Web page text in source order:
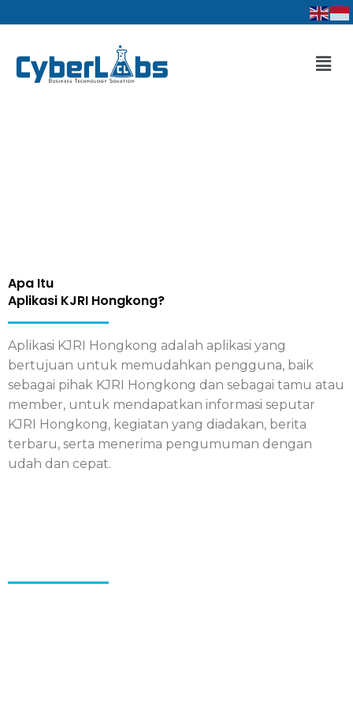
ke
Apa Itu
Aplikasi KJRI Hongkong?
Aplikasi KJRI Hongkong adalah aplikasi yang
bertujuan untuk memudahkan pengguna, baik
sebagai pihak KJRI Hongkong dan sebagai tamu atau
member, untuk mendapatkan informasi seputar
KJRI Hongkong, kegiatan yang diadakan, berita
terbaru, serta menerima pengumuman dengan
udah dan cepat.